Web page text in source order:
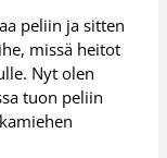
peliin ja sitten
missä heitot
Nyt olen
tuon peliin